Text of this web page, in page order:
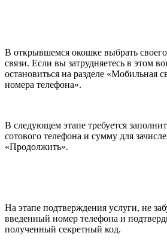
В открывшемся окошке выбрать
связи. Если вы затрудняетесь в этом
остановиться на разделе «Мобильная
номера телефона».
В следующем этапе требуется
сотового телефона и сумму для
«Продолжить».
На этапе подтверждения услуги, не
введенный номер телефона и
полученный секретный код.